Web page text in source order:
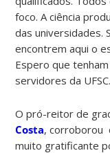
foco. A ciência
das universidades.
encontrem aqui o
Espero que
servidores da
O pró-reitor de
Costa, corroborou
muito gratificante